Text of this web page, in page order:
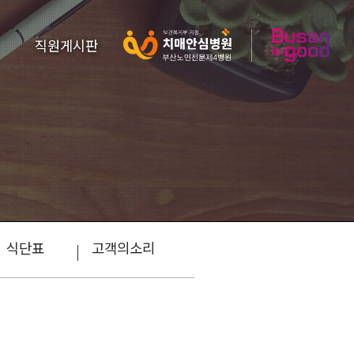
직원게시판
식단표 고객의소리